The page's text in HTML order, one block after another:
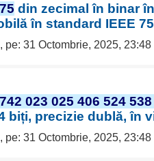
din zecimal în binar
în standard IEEE
pe: 31 Octombrie, 2025,
023 025 406 524
biți, precizie dublă, în
pe: 31 Octombrie, 2025,